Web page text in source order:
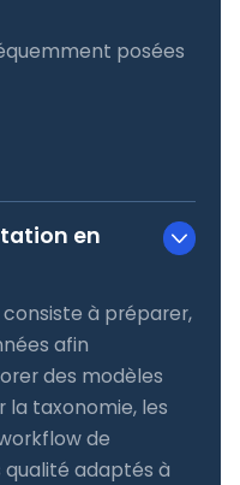
posées
en
à préparer,
afin
des modèles
la taxonomie, les
de
adaptés à